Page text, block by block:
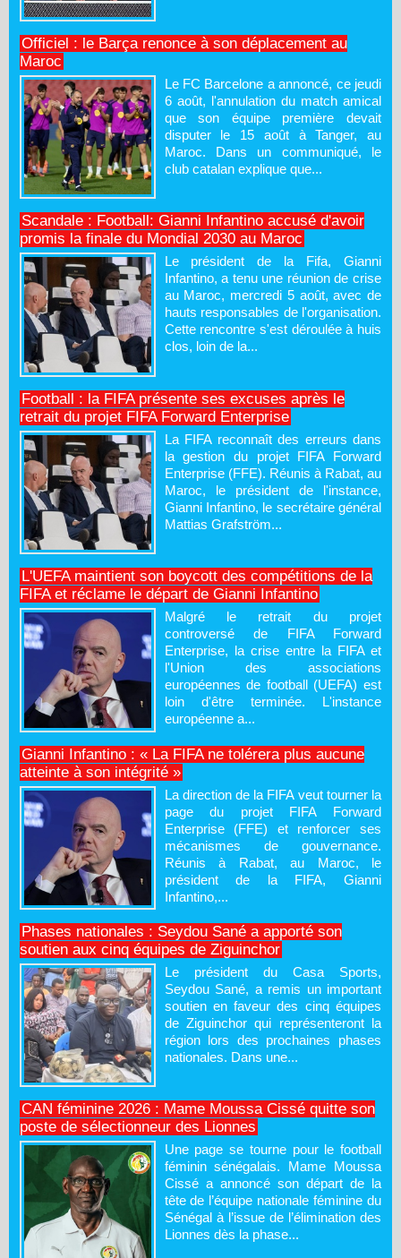
Officiel : le Barça renonce à son déplacement au
Maroc
Le FC Barcelone a annoncé, ce jeudi
6 août, l'annulation du match amical
que son équipe première devait
disputer le 15 août à Tanger, au
Maroc. Dans un communiqué, le
club catalan explique que...
Scandale : Football: Gianni Infantino accusé d'avoir
promis la finale du Mondial 2030 au Maroc
Le président de la Fifa, Gianni
Infantino, a tenu une réunion de crise
au Maroc, mercredi 5 août, avec de
hauts responsables de l'organisation.
Cette rencontre s'est déroulée à huis
clos, loin de la...
Football : la FIFA présente ses excuses après le
retrait du projet FIFA Forward Enterprise
La FIFA reconnaît des erreurs dans
la gestion du projet FIFA Forward
Enterprise (FFE). Réunis à Rabat, au
Maroc, le président de l'instance,
Gianni Infantino, le secrétaire général
Mattias Grafström...
L'UEFA maintient son boycott des compétitions de la
FIFA et réclame le départ de Gianni Infantino
Malgré le retrait du projet
controversé de FIFA Forward
Enterprise, la crise entre la FIFA et
l'Union des associations
européennes de football (UEFA) est
loin d'être terminée. L'instance
européenne a...
Gianni Infantino : « La FIFA ne tolérera plus aucune
atteinte à son intégrité »
La direction de la FIFA veut tourner la
page du projet FIFA Forward
Enterprise (FFE) et renforcer ses
mécanismes de gouvernance.
Réunis à Rabat, au Maroc, le
président de la FIFA, Gianni
Infantino,...
Phases nationales : Seydou Sané a apporté son
soutien aux cinq équipes de Ziguinchor
Le président du Casa Sports,
Seydou Sané, a remis un important
soutien en faveur des cinq équipes
de Ziguinchor qui représenteront la
région lors des prochaines phases
nationales. Dans une...
CAN féminine 2026 : Mame Moussa Cissé quitte son
poste de sélectionneur des Lionnes
Une page se tourne pour le football
féminin sénégalais. Mame Moussa
Cissé a annoncé son départ de la
tête de l’équipe nationale féminine du
Sénégal à l’issue de l’élimination des
Lionnes dès la phase...